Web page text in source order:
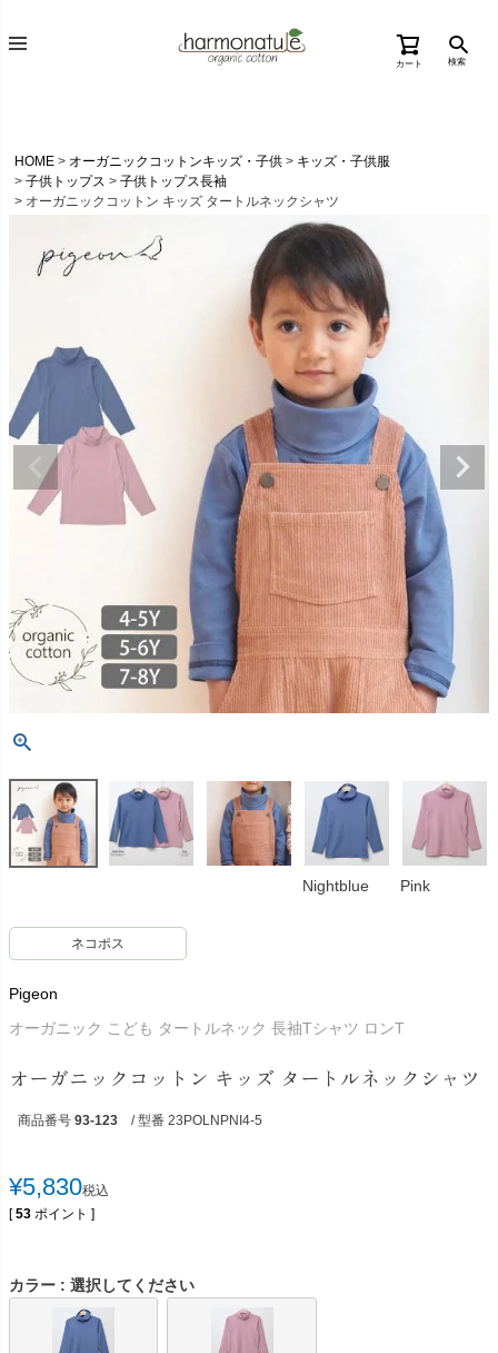
カート 検索
HOME オーガニックコットンキッズ・子供
キッズ・子供服
子供トップス
子供トップス長袖
オーガニックコットン キッズ タートルネックシャツ
Nightblue Pink
ネコポス
Pigeon
オーガニック こども タートルネック 長袖Tシャツ ロンT
オーガニックコットン キッズ タートルネックシャツ
商品番号 93-123 / 型番 23POLNPNI4-5
¥5,830税込
[ 53 ポイント ]
カラー 選択してください